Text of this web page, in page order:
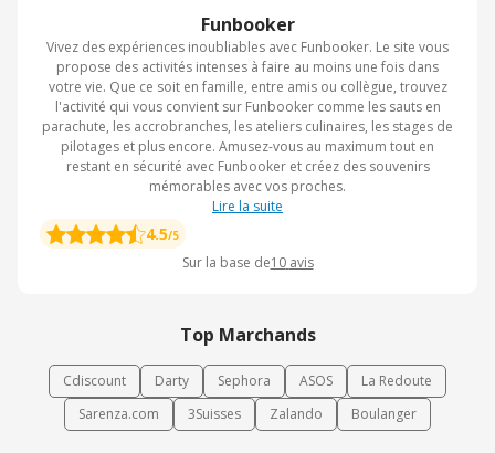
Funbooker
Vivez des expériences inoubliables avec Funbooker. Le site vous
propose des activités intenses à faire au moins une fois dans
votre vie. Que ce soit en famille, entre amis ou collègue, trouvez
l'activité qui vous convient sur Funbooker comme les sauts en
parachute, les accrobranches, les ateliers culinaires, les stages de
pilotages et plus encore. Amusez-vous au maximum tout en
restant en sécurité avec Funbooker et créez des souvenirs
mémorables avec vos proches.
Lire la suite
4.5/5
Sur la base de10 avis
Top Marchands
Cdiscount Darty Sephora ASOS
La Redoute
Sarenza.com
3Suisses Zalando Boulanger